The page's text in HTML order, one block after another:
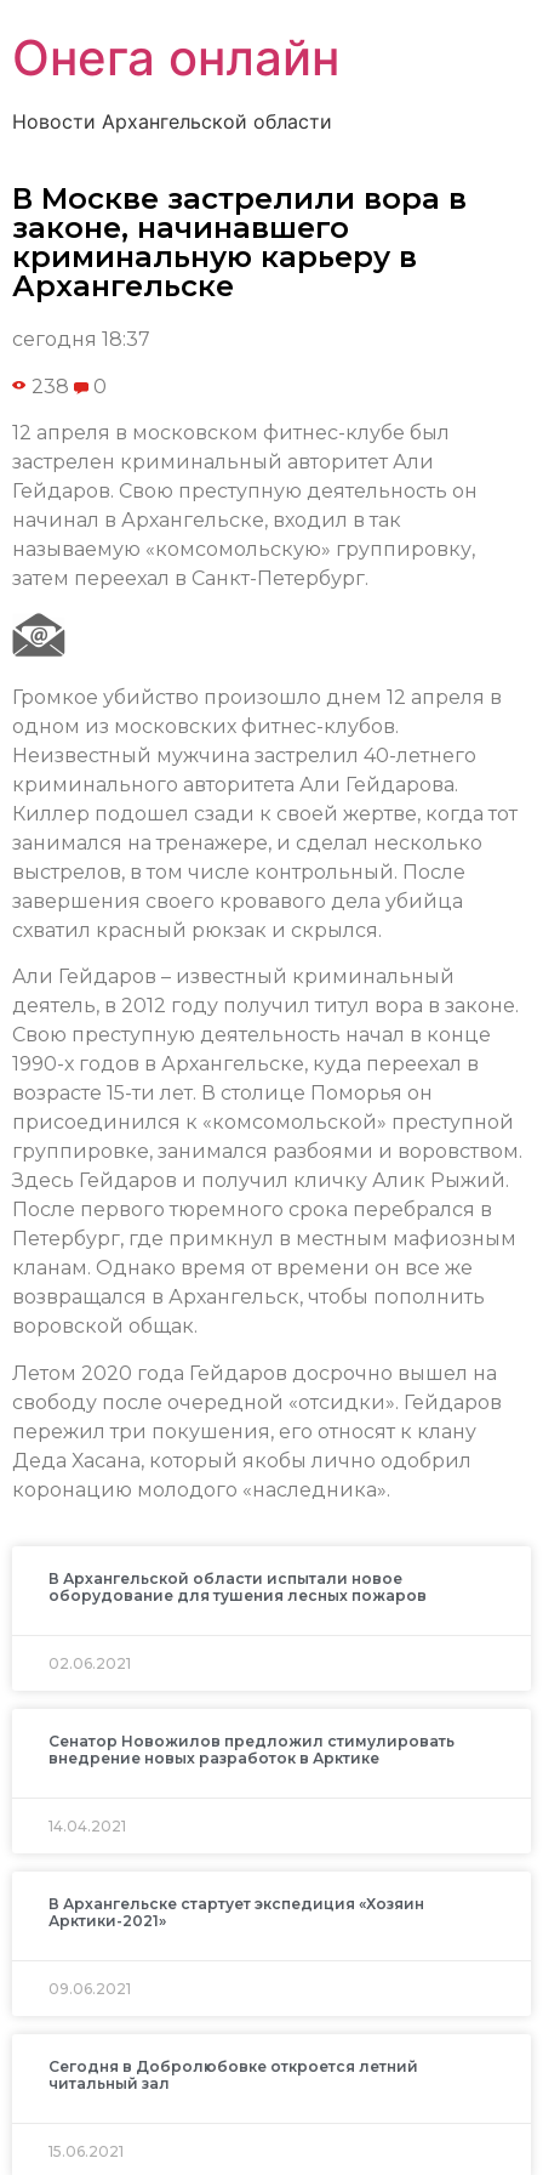
Онега онлайн
Новости Архангельской области
В Москве застрелили вора в
законе, начинавшего
криминальную карьеру в
Архангельске
сегодня 18:37
238 0
12 апреля в московском фитнес-клубе был
застрелен криминальный авторитет Али
Гейдаров. Свою преступную деятельность он
начинал в Архангельске, входил в так
называемую «комсомольскую» группировку,
затем переехал в Санкт-Петербург.
Громкое убийство произошло днем 12 апреля в
одном из московских фитнес-клубов.
Неизвестный мужчина застрелил 40-летнего
криминального авторитета Али Гейдарова.
Киллер подошел сзади к своей жертве, когда тот
занимался на тренажере, и сделал несколько
выстрелов, в том числе контрольный. После
завершения своего кровавого дела убийца
схватил красный рюкзак и скрылся.
Али Гейдаров – известный криминальный
деятель, в 2012 году получил титул вора в законе.
Свою преступную деятельность начал в конце
1990-х годов в Архангельске, куда переехал в
возрасте 15-ти лет. В столице Поморья он
присоединился к «комсомольской» преступной
группировке, занимался разбоями и воровством.
Здесь Гейдаров и получил кличку Алик Рыжий.
После первого тюремного срока перебрался в
Петербург, где примкнул в местным мафиозным
кланам. Однако время от времени он все же
возвращался в Архангельск, чтобы пополнить
воровской общак.
Летом 2020 года Гейдаров досрочно вышел на
свободу после очередной «отсидки». Гейдаров
пережил три покушения, его относят к клану
Деда Хасана, который якобы лично одобрил
коронацию молодого «наследника».
В Архангельской области испытали новое
оборудование для тушения лесных пожаров
02.06.2021
Сенатор Новожилов предложил стимулировать
внедрение новых разработок в Арктике
14.04.2021
В Архангельске стартует экспедиция «Хозяин
Арктики-2021»
09.06.2021
Сегодня в Добролюбовке откроется летний
читальный зал
15.06.2021